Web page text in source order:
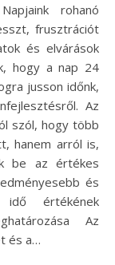
rohanó
frusztrációt
és elvárások
hogy a nap 24
jusson időnk,
Az
szól, hogy több
hanem arról is,
be az értékes
és
értékének
Az
és a…